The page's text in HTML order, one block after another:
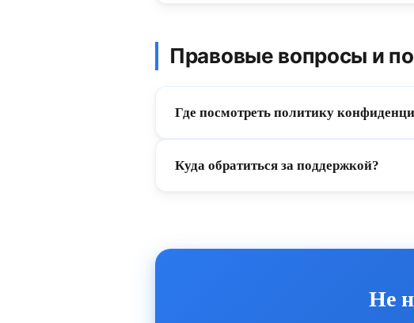
Правовые вопросы и
Где посмотреть политику
Куда обратиться за поддержкой?
Не